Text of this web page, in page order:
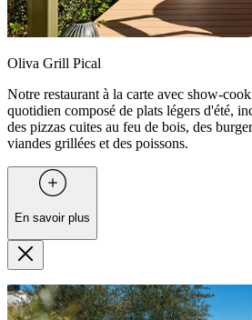
Oliva Grill Pical
Notre restaurant à la carte avec show-
quotidien composé de plats légers d'été,
des pizzas cuites au feu de bois, des
viandes grillées et des poissons.
En savoir plus